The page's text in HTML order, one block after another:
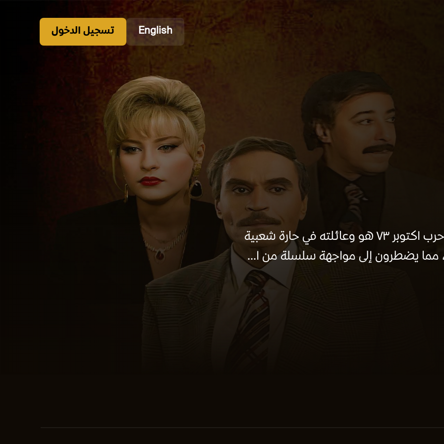
English تسجيل الدخول
يعيش الضابط إبراهيم الذي شارك في حرب اكتوبر ٧٣ هو وعائلته في حارة شعبية
مما يضطرون إلى مواجهة سلسلة من ا...